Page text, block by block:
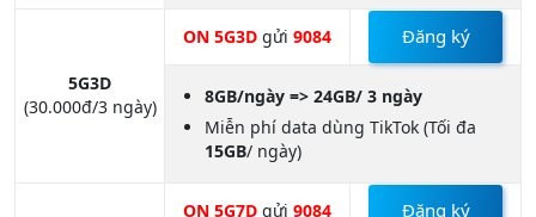
5G3D
Đăng ký
8GB/ngày => 24GB/ 3 ngày
Miễn phí data dùng TikTok (Tối đa